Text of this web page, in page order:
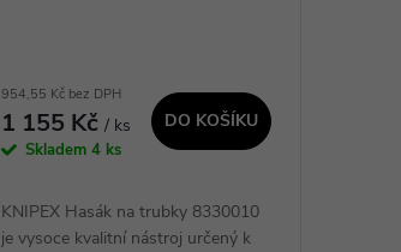
954,55 Kč bez DPH
1 155 Kč / ks
Skladem 4 ks
DO KOŠÍKU
KNIPEX Hasák na trubky 8330010
je vysoce kvalitní nástroj určený k